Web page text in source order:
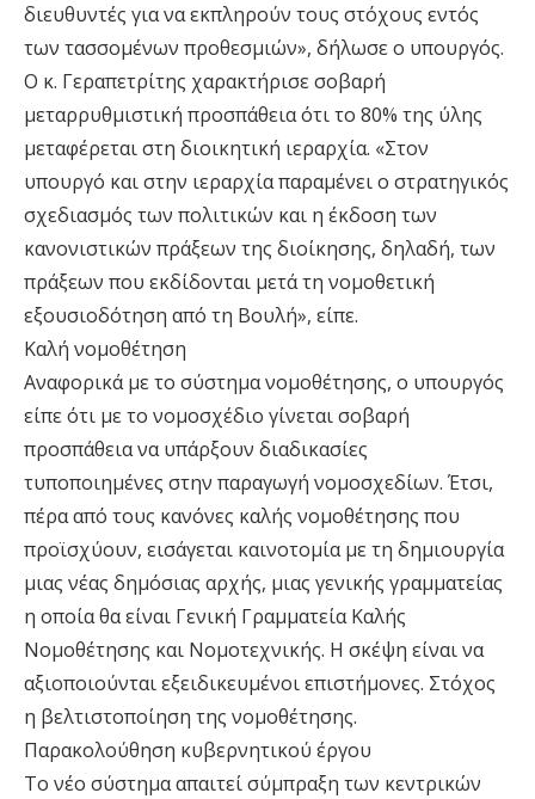
διευθυντές για να εκπληρούν τους στόχους εντός
των τασσομένων προθεσμιών», δήλωσε ο υπουργός.
Ο κ. Γεραπετρίτης χαρακτήρισε σοβαρή
μεταρρυθμιστική προσπάθεια ότι το 80% της ύλης
μεταφέρεται στη διοικητική ιεραρχία. «Στον
υπουργό και στην ιεραρχία παραμένει ο στρατηγικός
σχεδιασμός των πολιτικών και η έκδοση των
κανονιστικών πράξεων της διοίκησης, δηλαδή, των
πράξεων που εκδίδονται μετά τη νομοθετική
εξουσιοδότηση από τη Βουλή», είπε.
Καλή νομοθέτηση
Αναφορικά με το σύστημα νομοθέτησης, ο υπουργός
είπε ότι με το νομοσχέδιο γίνεται σοβαρή
προσπάθεια να υπάρξουν διαδικασίες
τυποποιημένες στην παραγωγή νομοσχεδίων. Έτσι,
πέρα από τους κανόνες καλής νομοθέτησης που
προϊσχύουν, εισάγεται καινοτομία με τη δημιουργία
μιας νέας δημόσιας αρχής, μιας γενικής γραμματείας
η οποία θα είναι Γενική Γραμματεία Καλής
Νομοθέτησης και Νομοτεχνικής. Η σκέψη είναι να
αξιοποιούνται εξειδικευμένοι επιστήμονες. Στόχος
η βελτιστοποίηση της νομοθέτησης.
Παρακολούθηση κυβερνητικού έργου
Το νέο σύστημα απαιτεί σύμπραξη των κεντρικών